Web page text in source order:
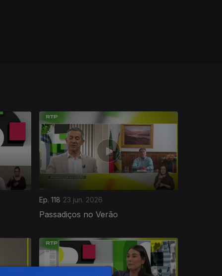
Ep. 118 23 jun. 2026
Passadiços no Verão